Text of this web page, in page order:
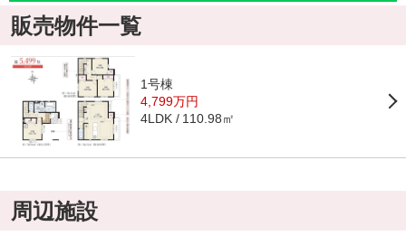
販売物件一覧
1号棟
4,799万円
4LDK 110.98㎡
周辺施設